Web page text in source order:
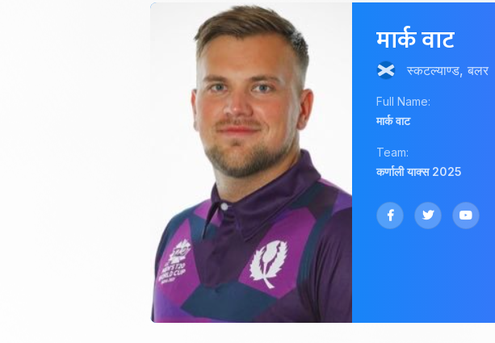
मार्क वाट
स्कटल्याण्ड, बलर
Full Name:
मार्क वाट
Team:
कर्णाली याक्स 2025